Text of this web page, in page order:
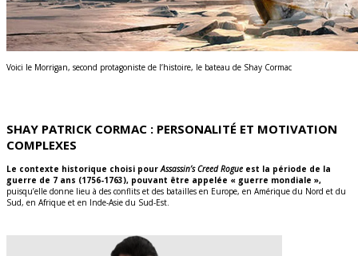
Voici le Morrigan, second protagoniste de l’histoire, le bateau de Shay Cormac
SHAY PATRICK CORMAC : PERSONALITÉ ET MOTIVATION
COMPLEXES
Le contexte historique choisi pour Assassin’s Creed Rogue est la période de la
guerre de 7 ans (1756-1763), pouvant être appelée « guerre mondiale »,
puisqu’elle donne lieu à des conflits et des batailles en Europe, en Amérique du Nord et du
Sud, en Afrique et en Inde-Asie du Sud-Est.